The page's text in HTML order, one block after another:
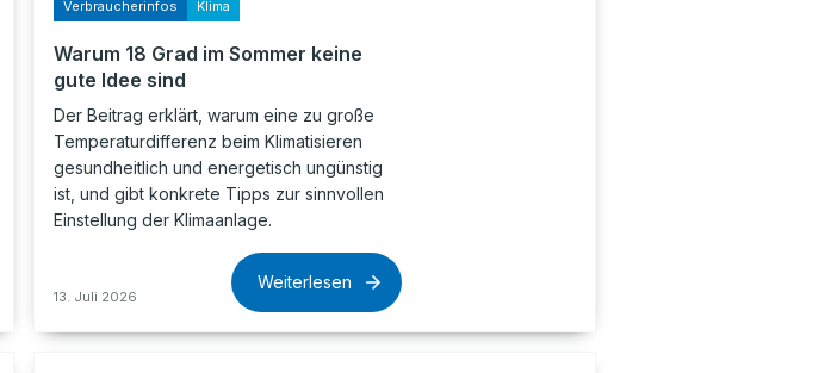
Verbraucherinfos Klima
Warum 18 Grad im Sommer keine
gute Idee sind
Der Beitrag erklärt, warum eine zu große
Temperaturdifferenz beim Klimatisieren
gesundheitlich und energetisch ungünstig
ist, und gibt konkrete Tipps zur sinnvollen
Einstellung der Klimaanlage.
13. Juli 2026
Weiterlesen